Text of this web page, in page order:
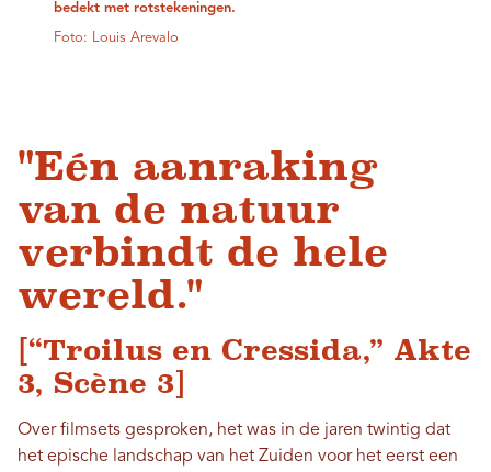
bedekt met rotstekeningen.
Foto: Louis Arevalo
"Eén aanraking
van de natuur
verbindt de hele
wereld."
[“Troilus en Cressida,” Akte
3, Scène 3]
Over filmsets gesproken, het was in de jaren twintig dat
het epische landschap van het Zuiden voor het eerst een